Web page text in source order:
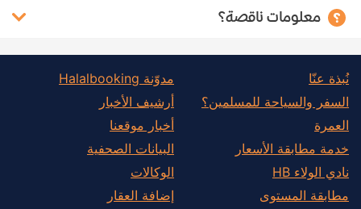
معلومات ناقصة؟
نُبذة عنّا
السفر والسياحة للمسلمين؟
العمرة
خدمة مطابقة الأسعار
نادي الولاء HB
مطابقة المستوى
مدوّنة Halalbooking
أرشيف الأخبار
أخبار موقعنا
البيانات الصحفية
الوكالات
إضافة العقار